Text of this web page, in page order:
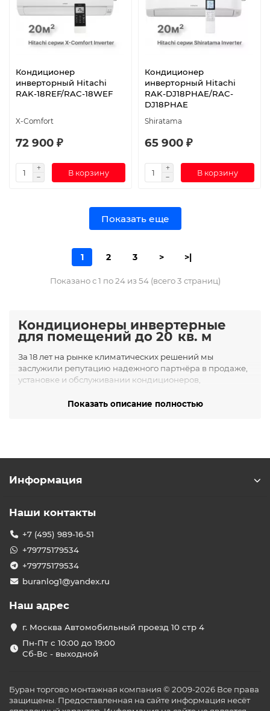
Кондиционер
инверторный Hitachi
RAK-18REF/RAC-18WEF
X-Comfort
72 900 ₽
В корзину
Кондиционер
инверторный Hitachi
RAK-DJ18PHAE/RAC-
DJ18PHAE
Shiratama
65 900 ₽
В корзину
Показать еще
1 2 3 > >|
Показано с 1 по 24 из 54 (всего 3 страниц)
Кондиционеры инвертерные
для помещений до 20 кв. м
За 18 лет на рынке климатических решений мы
заслужили репутацию надежного партнёра в продаже,
установке и обслуживании кондиционеров,
оборудования.
Сплит-системы до 20 м²
управлением.
климат‑системами, поддерживаемая сервисом
Функции и технологии
Инверторное управление компрессором –
температуры.
автономный и удалённый контроль через Wi‑Fi.
Высокий класс энергоэффективности (A++), тихая
работа (от 19 дБ) и антибактериальная
установкой у нас
Показать описание полностью
Информация
Наши контакты
+7 (495) 989-16-51
+79775179534
+79775179534
buranlog1@yandex.ru
Наш адрес
г. Москва Автомобильный проезд 10 стр 4
Пн-Пт с 10:00 до 19:00
Сб-Вс - выходной
Буран торгово монтажная компания © 2009-2026 Все права
защищены. Предоставленная на сайте информация несёт